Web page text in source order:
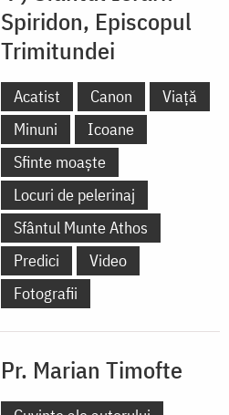
Spiridon, Episcopul
Trimitundei
Acatist Canon
Viață
Minuni
Icoane
Sfinte moaște
Locuri de pelerinaj
Sfântul Munte Athos
Predici
Video
Fotografii
Pr. Marian Timofte